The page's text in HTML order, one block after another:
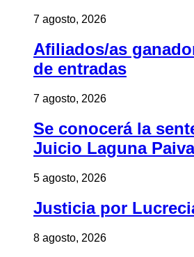
7 agosto, 2026
Afiliados/as
de entradas
7 agosto, 2026
Se conocerá la
Juicio Laguna
5 agosto, 2026
Justicia por
8 agosto, 2026